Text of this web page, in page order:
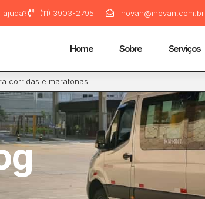
ajuda? (11) 3903-2795 inovan@inovan.com.br
Home Sobre Serviços
corridas e maratonas